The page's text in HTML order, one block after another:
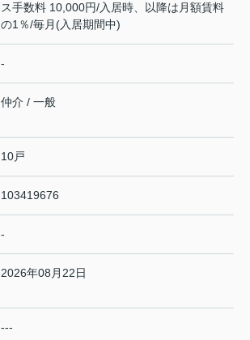
ス手数料 10,000円/入居時、以降は月額賃料
の1％/毎月(入居期間中)
-
仲介 / 一般
10戸
103419676
-
2026年08月22日
---